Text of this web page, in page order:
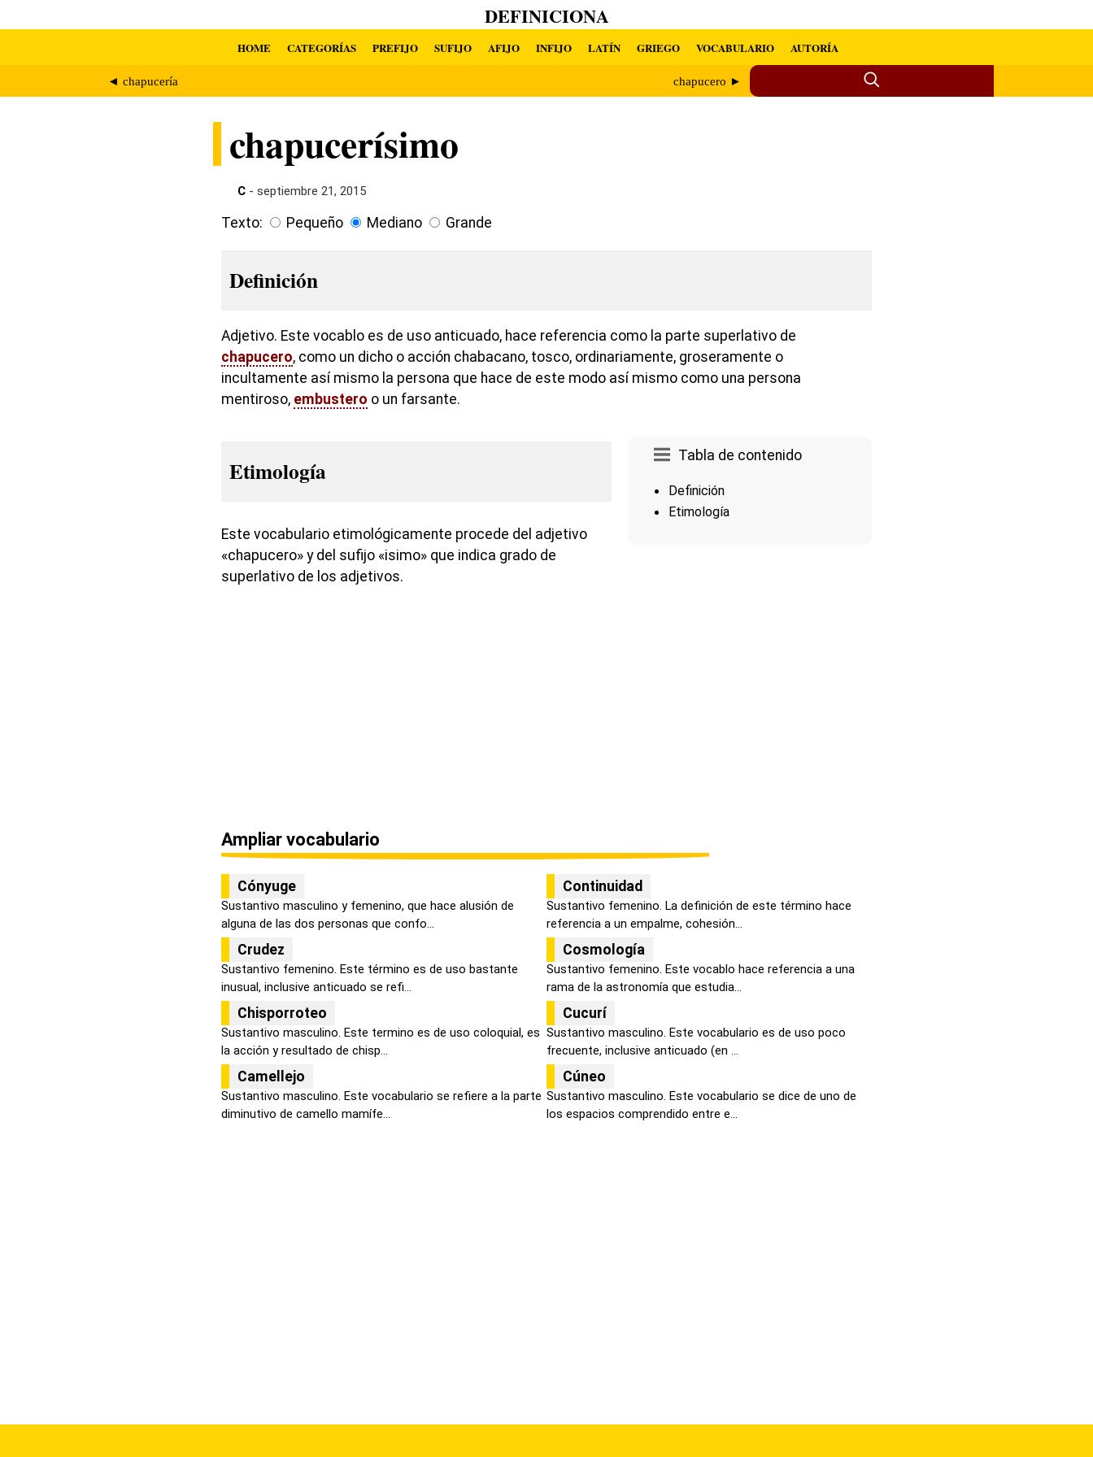
DEFINICIONA
HOME CATEGORÍAS PREFIJO SUFIJO AFIJO INFIJO LATÍN GRIEGO VOCABULARIO AUTORÍA
◄ chapucería chapucero ►
chapucerísimo
C - septiembre 21, 2015
Texto: Pequeño Mediano Grande
Definición
Adjetivo. Este vocablo es de uso anticuado, hace referencia como la parte superlativo de
chapucero, como un dicho o acción chabacano, tosco, ordinariamente, groseramente o
incultamente así mismo la persona que hace de este modo así mismo como una persona
mentiroso, embustero o un farsante.
Tabla de contenido
Definición
Etimología
Etimología
Este vocabulario etimológicamente procede del adjetivo
«chapucero» y del sufijo «isimo» que indica grado de
superlativo de los adjetivos.
Ampliar vocabulario
Cónyuge
Sustantivo masculino y femenino, que hace alusión de
alguna de las dos personas que confo...
Continuidad
Sustantivo femenino. La definición de este término hace
referencia a un empalme, cohesión...
Crudez
Sustantivo femenino. Este término es de uso bastante
inusual, inclusive anticuado se refi...
Cosmología
Sustantivo femenino. Este vocablo hace referencia a una
rama de la astronomía que estudia...
Chisporroteo
Sustantivo masculino. Este termino es de uso coloquial, es
la acción y resultado de chisp...
Cucurí
Sustantivo masculino. Este vocabulario es de uso poco
frecuente, inclusive anticuado (en ...
Camellejo
Sustantivo masculino. Este vocabulario se refiere a la parte
diminutivo de camello mamífe...
Cúneo
Sustantivo masculino. Este vocabulario se dice de uno de
los espacios comprendido entre e...